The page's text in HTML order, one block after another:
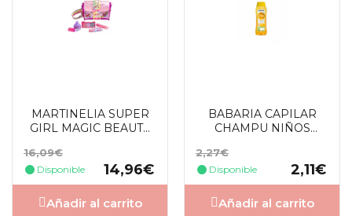
MARTINELIA SUPER
GIRL MAGIC BEAUTY
Precio
base
16,09€
Disponible
Precio
14,96€
Añadir al carrito
BABARIA CAPILAR
CHAMPU NIÑOS
Precio
base
2,27€
Disponible
Precio
2,11€
Añadir al carrito